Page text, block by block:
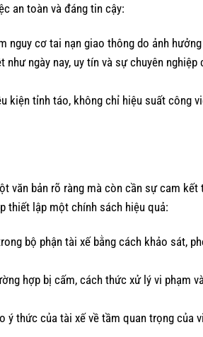
an toàn và đáng tin cậy:
nguy cơ tai nạn giao thông do ảnh
ngày nay, uy tín và sự chuyên nghiệp
kiện tỉnh táo, không chỉ hiệu suất công
văn bản rõ ràng mà còn cần sự cam kết
thiết lập một chính sách hiệu quả:
bộ phận tài xế bằng cách khảo sát,
hợp bị cấm, cách thức xử lý vi phạm
thức của tài xế về tầm quan trọng của